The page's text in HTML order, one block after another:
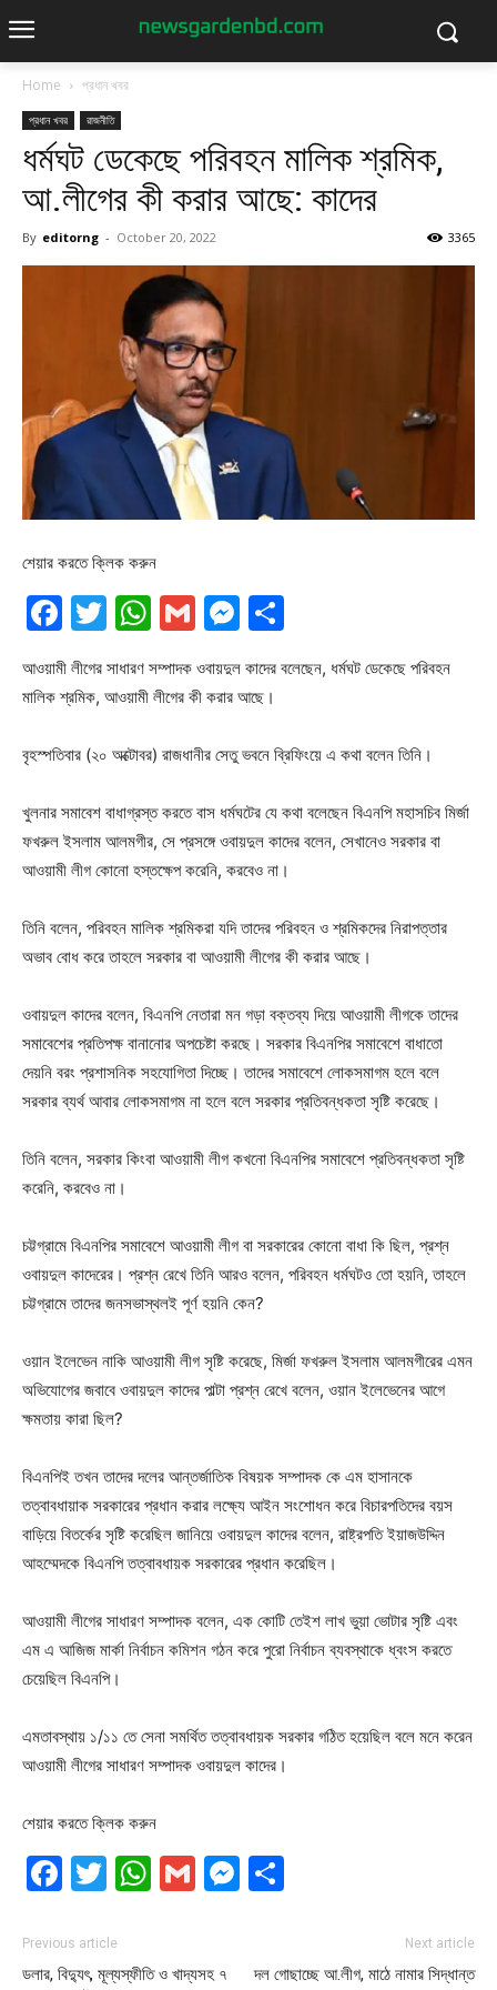
Home প্রধান খবর
প্রধান খবর রাজনীতি
ধর্মঘট ডেকেছে পরিবহন মালিক শ্রমিক,
আ.লীগের কী করার আছে: কাদের
By editorng - October 20, 2022 3365
শেয়ার করতে ক্লিক করুন
Facebook
Twitter
WhatsApp
GmailMessenger
আওয়ামী লীগের সাধারণ সম্পাদক ওবায়দুল কাদের বলেছেন, ধর্মঘট ডেকেছে পরিবহন
মালিক শ্রমিক, আওয়ামী লীগের কী করার আছে।
বৃহস্পতিবার (২০ অক্টোবর) রাজধানীর সেতু ভবনে ব্রিফিংয়ে এ কথা বলেন তিনি।
খুলনার সমাবেশ বাধাগ্রস্ত করতে বাস ধর্মঘটের যে কথা বলেছেন বিএনপি মহাসচিব মির্জা
ফখরুল ইসলাম আলমগীর, সে প্রসঙ্গে ওবায়দুল কাদের বলেন, সেখানেও সরকার বা
আওয়ামী লীগ কোনো হস্তক্ষেপ করেনি, করবেও না।
তিনি বলেন, পরিবহন মালিক শ্রমিকরা যদি তাদের পরিবহন ও শ্রমিকদের নিরাপত্তার
অভাব বোধ করে তাহলে সরকার বা আওয়ামী লীগের কী করার আছে।
ওবায়দুল কাদের বলেন, বিএনপি নেতারা মন গড়া বক্তব্য দিয়ে আওয়ামী লীগকে তাদের
সমাবেশের প্রতিপক্ষ বানানোর অপচেষ্টা করছে। সরকার বিএনপির সমাবেশে বাধাতো
দেয়নি বরং প্রশাসনিক সহযোগিতা দিচ্ছে। তাদের সমাবেশে লোকসমাগম হলে বলে
সরকার ব্যর্থ আবার লোকসমাগম না হলে বলে সরকার প্রতিবন্ধকতা সৃষ্টি করেছে।
তিনি বলেন, সরকার কিংবা আওয়ামী লীগ কখনো বিএনপির সমাবেশে প্রতিবন্ধকতা সৃষ্টি
করেনি, করবেও না।
চট্টগ্রামে বিএনপির সমাবেশে আওয়ামী লীগ বা সরকারের কোনো বাধা কি ছিল, প্রশ্ন
ওবায়দুল কাদেরের। প্রশ্ন রেখে তিনি আরও বলেন, পরিবহন ধর্মঘটও তো হয়নি, তাহলে
চট্টগ্রামে তাদের জনসভাস্থলই পূর্ণ হয়নি কেন?
ওয়ান ইলেভেন নাকি আওয়ামী লীগ সৃষ্টি করেছে, মির্জা ফখরুল ইসলাম আলমগীরের এমন
অভিযোগের জবাবে ওবায়দুল কাদের পাল্টা প্রশ্ন রেখে বলেন, ওয়ান ইলেভেনের আগে
ক্ষমতায় কারা ছিল?
বিএনপিই তখন তাদের দলের আন্তর্জাতিক বিষয়ক সম্পাদক কে এম হাসানকে
তত্বাবধায়াক সরকারের প্রধান করার লক্ষ্যে আইন সংশোধন করে বিচারপতিদের বয়স
বাড়িয়ে বিতর্কের সৃষ্টি করেছিল জানিয়ে ওবায়দুল কাদের বলেন, রাষ্ট্রপতি ইয়াজউদ্দিন
আহম্মেদকে বিএনপি তত্বাবধায়ক সরকারের প্রধান করেছিল।
আওয়ামী লীগের সাধারণ সম্পাদক বলেন, এক কোটি তেইশ লাখ ভুয়া ভোটার সৃষ্টি এবং
এম এ আজিজ মার্কা নির্বাচন কমিশন গঠন করে পুরো নির্বাচন ব্যবস্থাকে ধ্বংস করতে
চেয়েছিল বিএনপি।
এমতাবস্থায় ১/১১ তে সেনা সমর্থিত তত্বাবধায়ক সরকার গঠিত হয়েছিল বলে মনে করেন
আওয়ামী লীগের সাধারণ সম্পাদক ওবায়দুল কাদের।
শেয়ার করতে ক্লিক করুন
Facebook
Twitter
WhatsApp
GmailMessenger
Previous article
ডলার, বিদ্যুৎ, মূল্যস্ফীতি ও খাদ্যসহ ৭
Next article
দল গোছাচ্ছে আ.লীগ, মাঠে নামার সিদ্ধান্ত